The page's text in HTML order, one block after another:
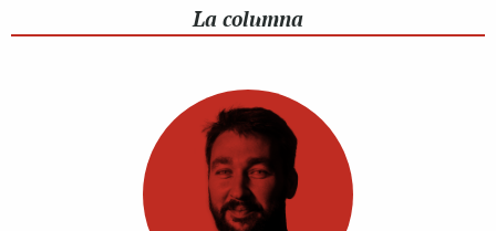
La columna